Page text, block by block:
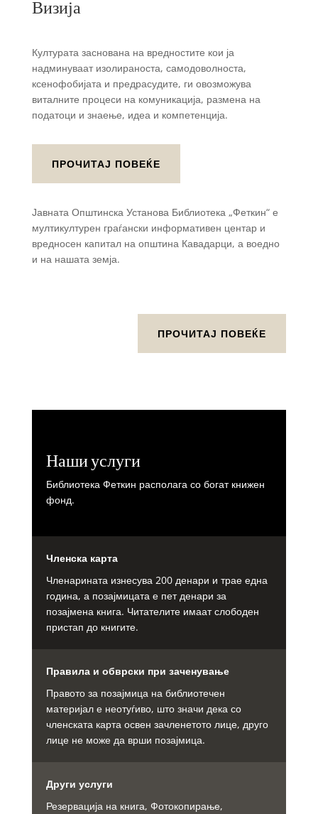
Визија
Културата заснована на вредностите кои ја
надминуваат изолираноста, самодоволноста,
ксенофобијата и предрасудите, ги овозможува
виталните процеси на комуникација, размена на
податоци и знаење, идеа и компетенција.
ПРОЧИТАЈ ПОВЕЌЕ
Јавната Општинска Установа Библиотека „Феткин“ е
мултикултурен граѓански информативен центар и
вредносен капитал на општина Кавадарци, а воедно
и на нашата земја.
ПРОЧИТАЈ ПОВЕЌЕ
Наши услуги
Библиотека Феткин располага со богат книжен
фонд.
Членска карта
Членарината изнесува 200 денари и трае една
година, а позајмицата е пет денари за
позајмена книга. Читателите имаат слободен
пристап до книгите.
Правила и обврски при заченување
Правото за позајмица на библиотечен
материјал е неотуѓиво, што значи дека со
членската карта освен зачленетото лице, друго
лице не може да врши позајмица.
Други услуги
Резервација на книга, Фотокопирање,